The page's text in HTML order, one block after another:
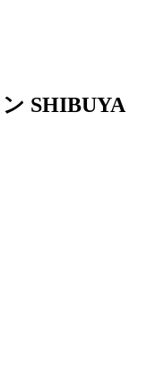
SHIBUYA